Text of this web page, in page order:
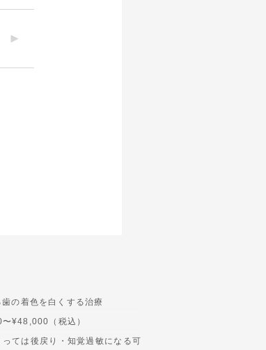
の着色を白くする治療
¥48,000（税込）
っては後戻り・知覚過敏になる可